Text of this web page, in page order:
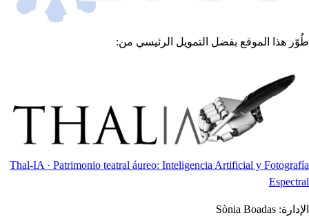
طُوّر هذا الموقع بفضل التمويل الرئيسي من:
Thal-IA · Patrimonio teatral áureo: Inteligencia Artificial y Fotografía
Espectral
الإدارة: Sònia Boadas